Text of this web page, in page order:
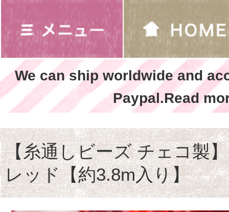
We can ship worldwide and
Paypal.Read
【糸通しビーズ チェコ製
レッド【約3.8m入り】